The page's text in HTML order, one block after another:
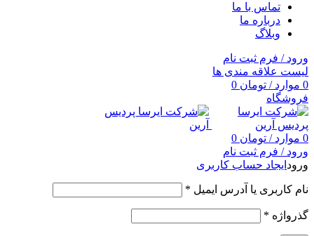
تماس با ما
درباره ما
وبلاگ
ورود / فرم ثبت نام
لیست علاقه مندی ها
0 موارد / تومان
فروشگاه
0 موارد / تومان
ورود / فرم ثبت نام
ورود ایجاد حساب کاربری
نام کاربری یا آدرس ایمیل *
گذرواژه *